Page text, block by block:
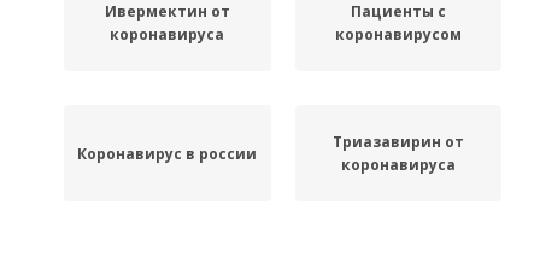
Ивермектин от
коронавируса
Пациенты с
коронавирусом
Коронавирус в россии
Триазавирин от
коронавируса